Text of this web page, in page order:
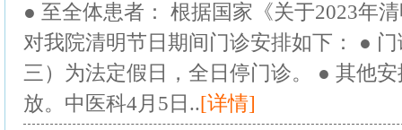
● 至全体患者： 根据国家《关于2023年
对我院清明节日期间门诊安排如下： ●
三）为法定假日，全日停门诊。 ● 其他
放。中医科4月5日..[详情]